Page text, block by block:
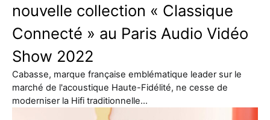
nouvelle collection « Classique
Connecté » au Paris Audio Vidéo
Show 2022
Cabasse, marque française emblématique leader sur le
marché de l'acoustique Haute-Fidélité, ne cesse de
moderniser la Hifi traditionnelle…